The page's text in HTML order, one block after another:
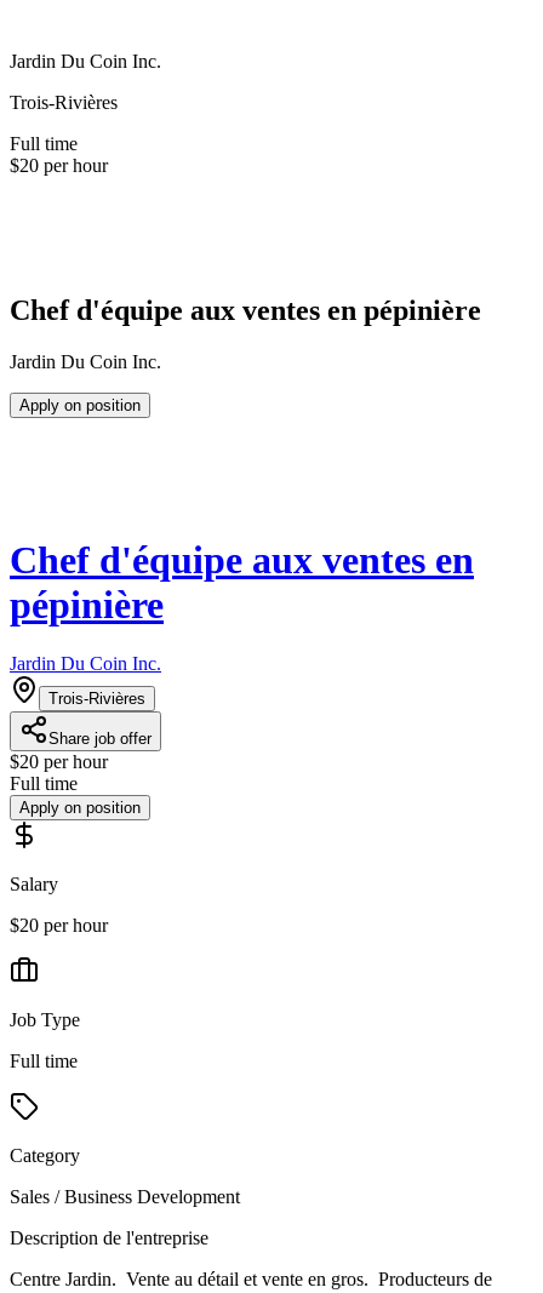
Jardin Du Coin Inc.
Trois-Rivières
Full time
$20 per hour
Chef d'équipe aux ventes en pépinière
Jardin Du Coin Inc.
Apply on position
Chef d'équipe aux ventes en
pépinière
Jardin Du Coin Inc.
Trois-Rivières
Share job offer
$20 per hour
Full time
Apply on position
Salary
$20 per hour
Job Type
Full time
Category
Sales / Business Development
Description de l'entreprise
Centre Jardin. Vente au détail et vente en gros. Producteurs de